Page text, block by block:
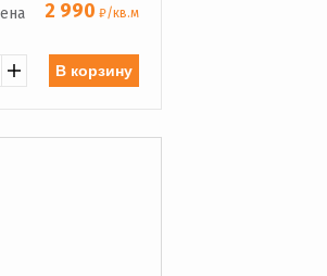
2 990 ₽/кв.м
В корзину